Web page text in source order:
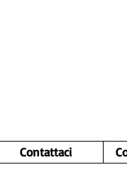
Contattaci